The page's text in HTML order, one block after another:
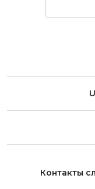
Контакты